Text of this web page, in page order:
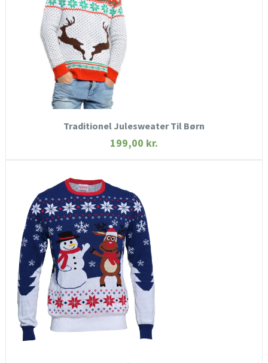
Traditionel Julesweater Til Børn
199,00 kr.
HURTIGT KIG
SE MERE
KØB NU